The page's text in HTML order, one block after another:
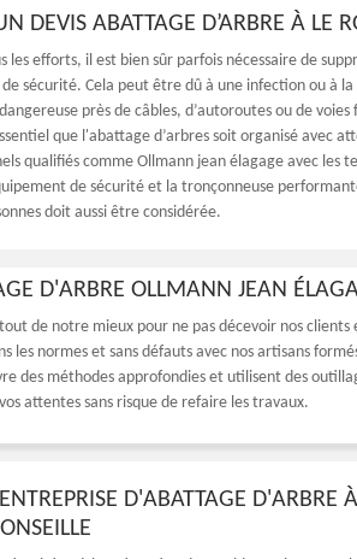
DEVIS ABATTAGE D’ARBRE À LE
les efforts, il est bien sûr parfois nécessaire de
de sécurité. Cela peut être dû à une infection ou à
près de câbles, d’autoroutes ou de
que l'abattage d’arbres soit organisé avec
qualifiés comme Ollmann jean élagage avec les
de sécurité et la tronçonneuse
doit aussi être considérée.
D'ARBRE OLLMANN JEAN
de notre mieux pour ne pas décevoir nos
les normes et sans défauts avec nos artisans
des méthodes approfondies et utilisent des
attentes sans risque de refaire les travaux.
D'ABATTAGE D'ARBRE